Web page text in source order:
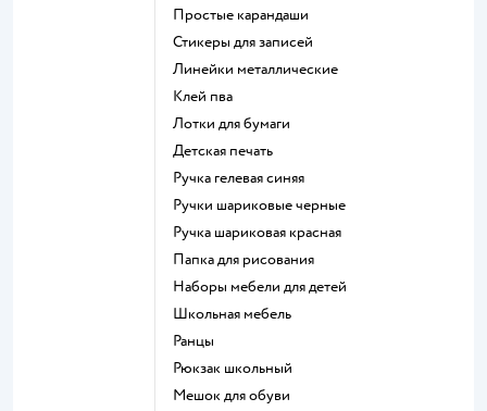
Простые карандаши
Стикеры для записей
Линейки металлические
Клей пва
Лотки для бумаги
Детская печать
Ручка гелевая синяя
Ручки шариковые черные
Ручка шариковая красная
Папка для рисования
Наборы мебели для детей
Школьная мебель
Ранцы
Рюкзак школьный
Мешок для обуви